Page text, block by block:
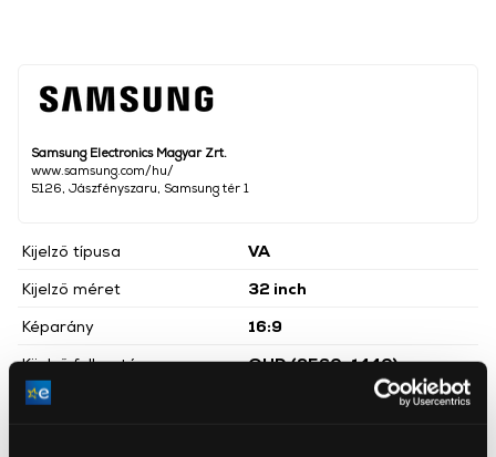
Samsung Electronics Magyar Zrt.
www.samsung.com/hu/
5126, Jászfényszaru, Samsung tér 1
Kijelző típusa
VA
Kijelző méret
32 inch
Képarány
16:9
Kijelző felbontása
QHD (2560x1440)
Maximális képfrissítés